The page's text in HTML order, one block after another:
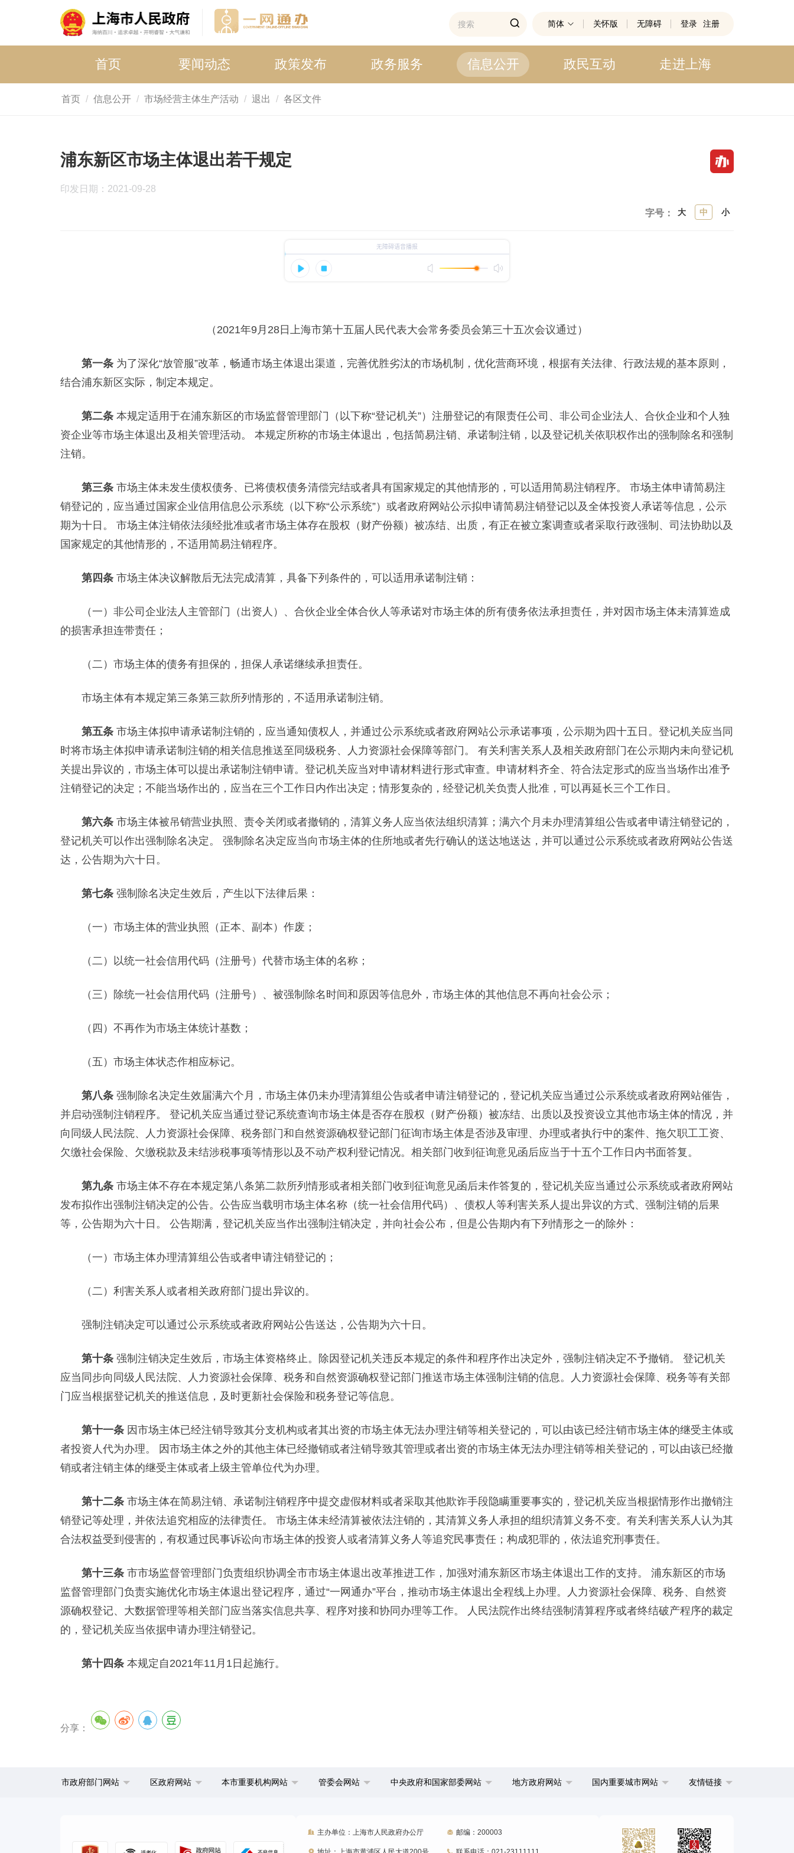
简体 关怀版 无障碍 登录 注册
首页 要闻动态 政策发布 政务服务 信息公开 政民互动 走进上海
首页 信息公开 市场经营主体生产活动 退出 各区文件
浦东新区市场主体退出若干规定
印发日期：2021-09-28
字号： 大 中 小
（2021年9月28日上海市第十五届人民代表大会常务委员会第三十五次会议通过）
第一条 为了深化“放管服”改革，畅通市场主体退出渠道，完善优胜劣汰的市场机制，优化营商环境，根据有关法律、行政法规的基本原则，
结合浦东新区实际，制定本规定。
第二条 本规定适用于在浦东新区的市场监督管理部门（以下称“登记机关”）注册登记的有限责任公司、非公司企业法人、合伙企业和个人独
资企业等市场主体退出及相关管理活动。 本规定所称的市场主体退出，包括简易注销、承诺制注销，以及登记机关依职权作出的强制除名和强制
注销。
第三条 市场主体未发生债权债务、已将债权债务清偿完结或者具有国家规定的其他情形的，可以适用简易注销程序。 市场主体申请简易注
销登记的，应当通过国家企业信用信息公示系统（以下称“公示系统”）或者政府网站公示拟申请简易注销登记以及全体投资人承诺等信息，公示
期为十日。 市场主体注销依法须经批准或者市场主体存在股权（财产份额）被冻结、出质，有正在被立案调查或者采取行政强制、司法协助以及
国家规定的其他情形的，不适用简易注销程序。
第四条 市场主体决议解散后无法完成清算，具备下列条件的，可以适用承诺制注销：
（一）非公司企业法人主管部门（出资人）、合伙企业全体合伙人等承诺对市场主体的所有债务依法承担责任，并对因市场主体未清算造成
的损害承担连带责任；
（二）市场主体的债务有担保的，担保人承诺继续承担责任。
市场主体有本规定第三条第三款所列情形的，不适用承诺制注销。
第五条 市场主体拟申请承诺制注销的，应当通知债权人，并通过公示系统或者政府网站公示承诺事项，公示期为四十五日。登记机关应当同
时将市场主体拟申请承诺制注销的相关信息推送至同级税务、人力资源社会保障等部门。 有关利害关系人及相关政府部门在公示期内未向登记机
关提出异议的，市场主体可以提出承诺制注销申请。登记机关应当对申请材料进行形式审查。申请材料齐全、符合法定形式的应当当场作出准予
注销登记的决定；不能当场作出的，应当在三个工作日内作出决定；情形复杂的，经登记机关负责人批准，可以再延长三个工作日。
第六条 市场主体被吊销营业执照、责令关闭或者撤销的，清算义务人应当依法组织清算；满六个月未办理清算组公告或者申请注销登记的，
登记机关可以作出强制除名决定。 强制除名决定应当向市场主体的住所地或者先行确认的送达地送达，并可以通过公示系统或者政府网站公告送
达，公告期为六十日。
第七条 强制除名决定生效后，产生以下法律后果：
（一）市场主体的营业执照（正本、副本）作废；
（二）以统一社会信用代码（注册号）代替市场主体的名称；
（三）除统一社会信用代码（注册号）、被强制除名时间和原因等信息外，市场主体的其他信息不再向社会公示；
（四）不再作为市场主体统计基数；
（五）市场主体状态作相应标记。
第八条 强制除名决定生效届满六个月，市场主体仍未办理清算组公告或者申请注销登记的，登记机关应当通过公示系统或者政府网站催告，
并启动强制注销程序。 登记机关应当通过登记系统查询市场主体是否存在股权（财产份额）被冻结、出质以及投资设立其他市场主体的情况，并
向同级人民法院、人力资源社会保障、税务部门和自然资源确权登记部门征询市场主体是否涉及审理、办理或者执行中的案件、拖欠职工工资、
欠缴社会保险、欠缴税款及未结涉税事项等情形以及不动产权利登记情况。相关部门收到征询意见函后应当于十五个工作日内书面答复。
第九条 市场主体不存在本规定第八条第二款所列情形或者相关部门收到征询意见函后未作答复的，登记机关应当通过公示系统或者政府网站
发布拟作出强制注销决定的公告。公告应当载明市场主体名称（统一社会信用代码）、债权人等利害关系人提出异议的方式、强制注销的后果
等，公告期为六十日。 公告期满，登记机关应当作出强制注销决定，并向社会公布，但是公告期内有下列情形之一的除外：
（一）市场主体办理清算组公告或者申请注销登记的；
（二）利害关系人或者相关政府部门提出异议的。
强制注销决定可以通过公示系统或者政府网站公告送达，公告期为六十日。
第十条 强制注销决定生效后，市场主体资格终止。除因登记机关违反本规定的条件和程序作出决定外，强制注销决定不予撤销。 登记机关
应当同步向同级人民法院、人力资源社会保障、税务和自然资源确权登记部门推送市场主体强制注销的信息。人力资源社会保障、税务等有关部
门应当根据登记机关的推送信息，及时更新社会保险和税务登记等信息。
第十一条 因市场主体已经注销导致其分支机构或者其出资的市场主体无法办理注销等相关登记的，可以由该已经注销市场主体的继受主体或
者投资人代为办理。 因市场主体之外的其他主体已经撤销或者注销导致其管理或者出资的市场主体无法办理注销等相关登记的，可以由该已经撤
销或者注销主体的继受主体或者上级主管单位代为办理。
第十二条 市场主体在简易注销、承诺制注销程序中提交虚假材料或者采取其他欺诈手段隐瞒重要事实的，登记机关应当根据情形作出撤销注
销登记等处理，并依法追究相应的法律责任。 市场主体未经清算被依法注销的，其清算义务人承担的组织清算义务不变。有关利害关系人认为其
合法权益受到侵害的，有权通过民事诉讼向市场主体的投资人或者清算义务人等追究民事责任；构成犯罪的，依法追究刑事责任。
第十三条 市市场监督管理部门负责组织协调全市市场主体退出改革推进工作，加强对浦东新区市场主体退出工作的支持。 浦东新区的市场
监督管理部门负责实施优化市场主体退出登记程序，通过“一网通办”平台，推动市场主体退出全程线上办理。人力资源社会保障、税务、自然资
源确权登记、大数据管理等相关部门应当落实信息共享、程序对接和协同办理等工作。 人民法院作出终结强制清算程序或者终结破产程序的裁定
的，登记机关应当依据申请办理注销登记。
第十四条 本规定自2021年11月1日起施行。
分享：
市政府部门网站 区政府网站 本市重要机构网站 管委会网站 中央政府和国家部委网站 地方政府网站 国内重要城市网站 友情链接
主办单位：上海市人民政府办公厅 邮编：200003